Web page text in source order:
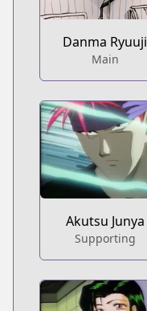
Danma Ryuuji
Main
Akutsu Junya
Supporting